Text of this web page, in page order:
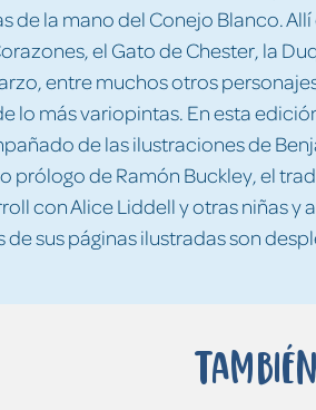
de la mano del Conejo Blanco.
el Gato de Chester, la
entre muchos otros
lo más variopintas. En esta
de las ilustraciones de
prólogo de Ramón Buckley, el
con Alice Liddell y otras niñas y
sus páginas ilustradas son